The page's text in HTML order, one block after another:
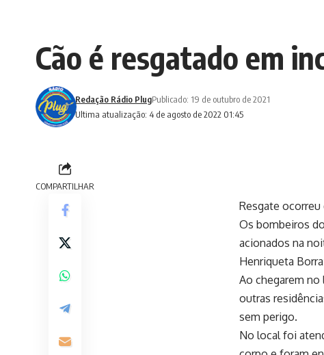
Cão é resgatado em
Ultima atualização: 4 de agosto de 2022 01:45
Redação Rádio PlugPublicado: 19 de outubro de 2021
COMPARTILHAR
Resgate ocorreu
Os bombeiros
acionados na
Henriqueta
Ao chegarem no
outras
sem perigo.
No local foi